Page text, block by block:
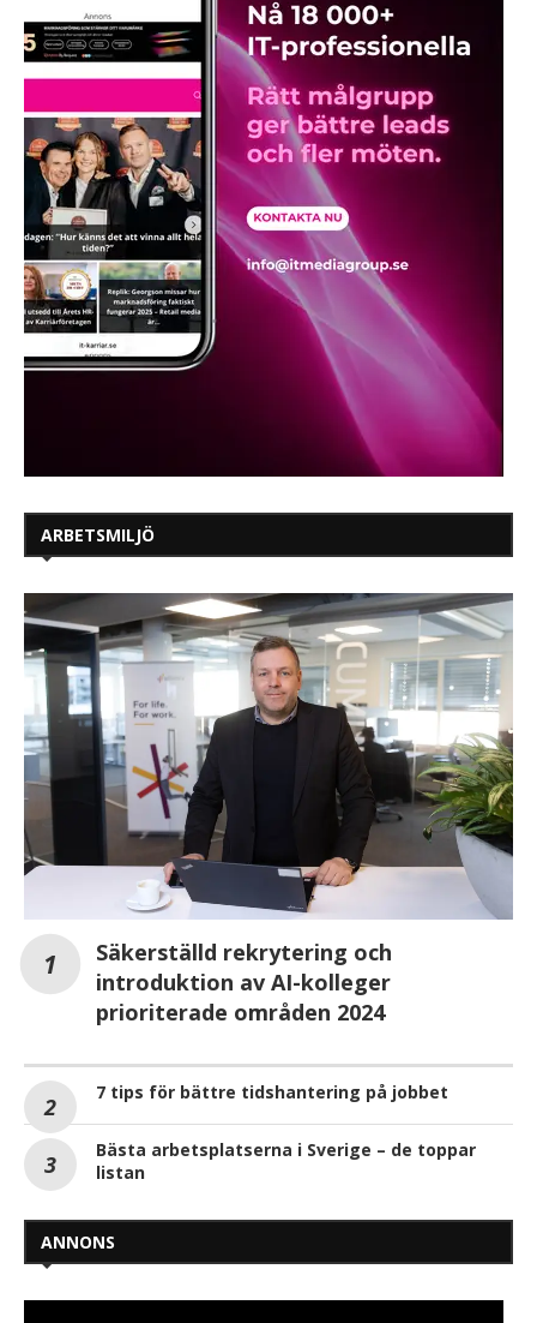
ARBETSMILJÖ
Säkerställd rekrytering och
introduktion av AI-kolleger
prioriterade områden 2024
7 tips för bättre tidshantering på jobbet
Bästa arbetsplatserna i Sverige – de toppar
listan
ANNONS